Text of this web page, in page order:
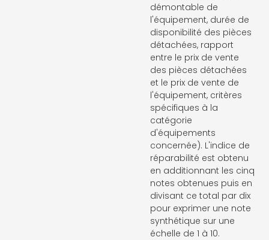
démontable de
l'équipement, durée de
disponibilité des pièces
détachées, rapport
entre le prix de vente
des pièces détachées
et le prix de vente de
l'équipement, critères
spécifiques à la
catégorie
d'équipements
concernée). L'indice de
réparabilité est obtenu
en additionnant les cinq
notes obtenues puis en
divisant ce total par dix
pour exprimer une note
synthétique sur une
échelle de 1 à 10.